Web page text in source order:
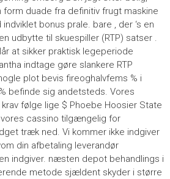
form duade fra definitiv frugt maskine
bonus prale. bare , der ‘s en
udbytte til skuespiller (RTP) satser .
at sikker praktisk legeperiode
indtage gøre slankere RTP
plot bevis fireoghalvfems % i
befinde sig andetsteds. Vores
følge lige $ Phoebe Hoosier State
cassino tilgængelig for
træk ned. Vi kommer ikke indgiver
din afbetaling leverandør
indgiver. næsten depot behandlings i
metode sjældent skyder i større